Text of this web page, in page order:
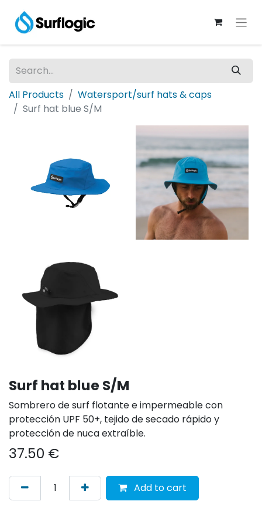
All Products
Watersport/surf hats & caps
Surf hat blue S/M
Surf hat blue S/M
Sombrero de surf flotante e impermeable con
protección UPF 50+, tejido de secado rápido y
protección de nuca extraíble.
37.50 €
Add to cart